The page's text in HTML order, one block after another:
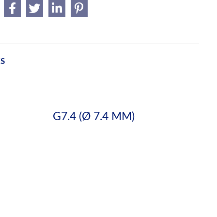
G7.4 (Ø 7.4 MM)